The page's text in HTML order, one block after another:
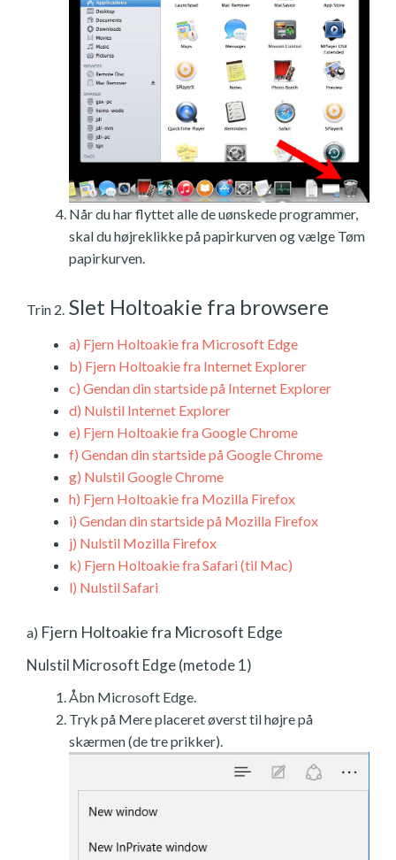
Når du har flyttet alle de uønskede programmer,
skal du højreklikke på papirkurven og vælge Tøm
papirkurven.
Trin 2. Slet Holtoakie fra browsere
a) Fjern Holtoakie fra Microsoft Edge
b) Fjern Holtoakie fra Internet Explorer
c) Gendan din startside på Internet Explorer
d) Nulstil Internet Explorer
e) Fjern Holtoakie fra Google Chrome
f) Gendan din startside på Google Chrome
g) Nulstil Google Chrome
h) Fjern Holtoakie fra Mozilla Firefox
i) Gendan din startside på Mozilla Firefox
j) Nulstil Mozilla Firefox
k) Fjern Holtoakie fra Safari (til Mac)
l) Nulstil Safari
a) Fjern Holtoakie fra Microsoft Edge
Nulstil Microsoft Edge (metode 1)
Åbn Microsoft Edge.
Tryk på Mere placeret øverst til højre på
skærmen (de tre prikker).